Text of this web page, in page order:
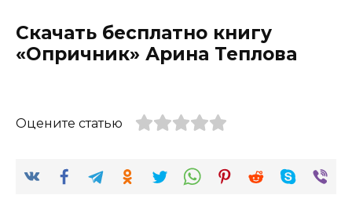
Скачать бесплатно книгу
«Опричник» Арина Теплова
Оцените статью